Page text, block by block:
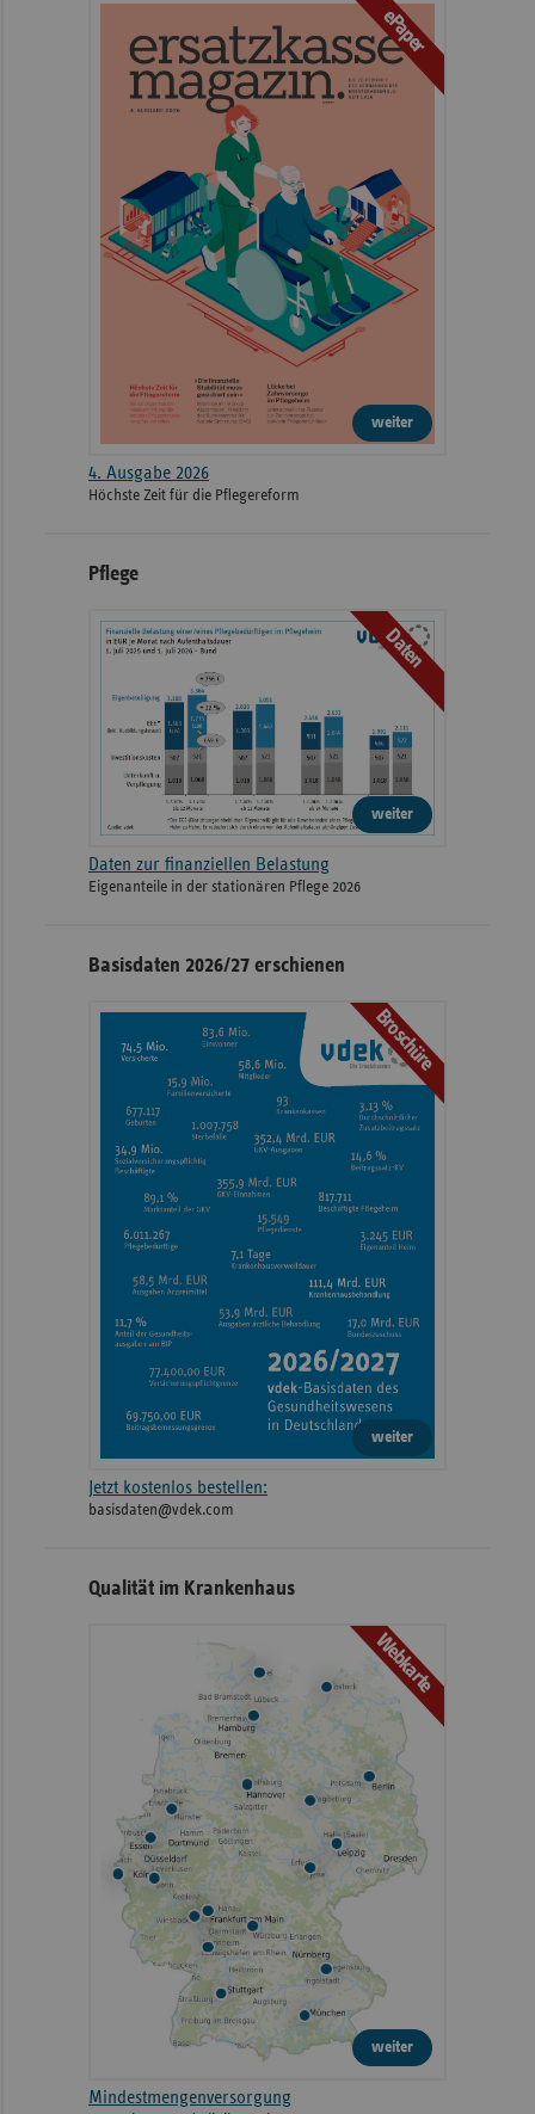
ePaper
weiter
4. Ausgabe 2026
Höchste Zeit für die Pflegereform
Pflege
Daten
weiter
Daten zur finanziellen Belastung
Eigenanteile in der stationären Pflege 2026
Basisdaten 2026/27 erschienen
Broschüre
weiter
Jetzt kostenlos bestellen:
basisdaten@vdek.com
Qualität im Krankenhaus
Webkarte
weiter
Mindestmengenversorgung